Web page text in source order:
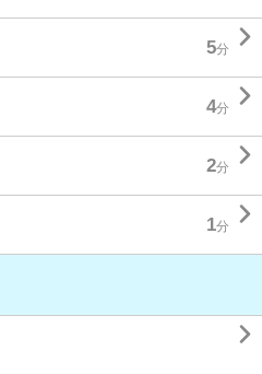
5分 
4分 
2分 
1分 
